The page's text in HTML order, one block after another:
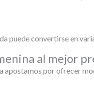
puede convertirse en
al mejor
apostamos por ofrecer